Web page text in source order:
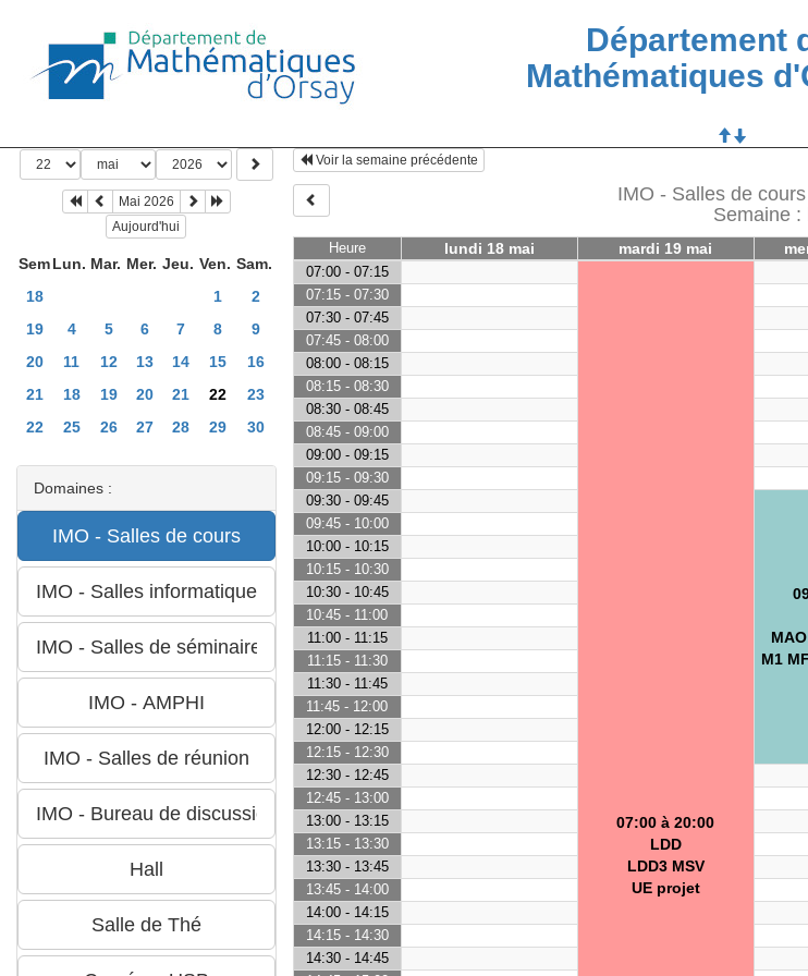
Département
Mathématiques
Mai 2026
Aujourd'hui
SemLun. Mar. Mer. Jeu. Ven. Sam.
18
1
2
19
4 5 6 7 8
9
20
11 12 13 14 15
16
21
18 19 20 21 22
23
22
25 26 27 28 29 30
Domaines :
Voir la semaine précédente
IMO - Salles de
Semaine :
Heure lundi 18 mai mardi 19 mai
07:00 - 07:15
07:00 à 20:00
LDD
LDD3 MSV
UE projet
07:15 - 07:30
07:30 - 07:45
07:45 - 08:00
08:00 - 08:15
08:15 - 08:30
08:30 - 08:45
08:45 - 09:00
09:00 - 09:15
09:15 - 09:30
09:30 - 09:45
M1
09:45 - 10:00
10:00 - 10:15
10:15 - 10:30
10:30 - 10:45
10:45 - 11:00
11:00 - 11:15
11:15 - 11:30
11:30 - 11:45
11:45 - 12:00
12:00 - 12:15
12:15 - 12:30
12:30 - 12:45
12:45 - 13:00
13:00 - 13:15
13:15 - 13:30
13:30 - 13:45
13:45 - 14:00
14:00 - 14:15
14:15 - 14:30
14:30 - 14:45